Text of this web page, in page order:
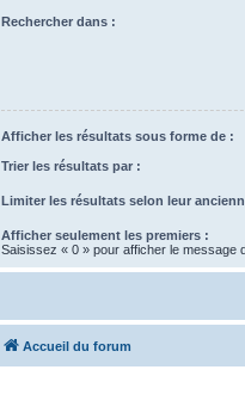
Rechercher dans :
Afficher les résultats sous forme de :
Trier les résultats par :
Limiter les résultats selon leur
Afficher seulement les premiers :
Saisissez « 0 » pour afficher le message
Accueil du forum